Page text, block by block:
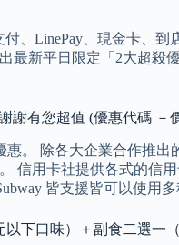
、LinePay、現金卡、
最新平日限定「2大超
謝有您超值 (優惠代碼 －
惠。 除各大企業合作推
信用卡社提供各式的信
皆支援皆可以使用
下口味）＋副食二選一